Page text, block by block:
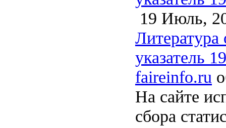
19 Июль,
Литература
указатель
faireinfo.ru
На сайте
сбора